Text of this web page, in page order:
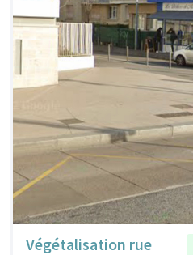
Végétalisation rue